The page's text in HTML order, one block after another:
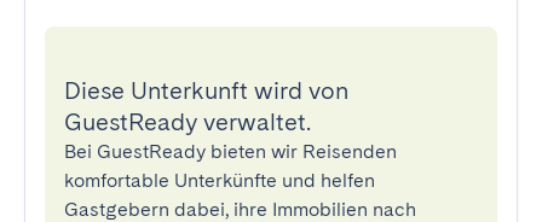
Diese Unterkunft wird von
GuestReady verwaltet.
Bei GuestReady bieten wir Reisenden
komfortable Unterkünfte und helfen
Gastgebern dabei, ihre Immobilien nach